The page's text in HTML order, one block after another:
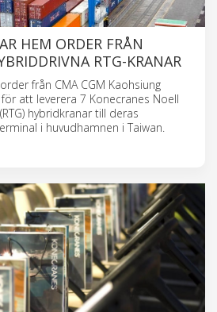
HEM ORDER FRÅN
RTG-KRANAR
från CMA CGM Kaohsiung
att leverera 7 Konecranes Noell
hybridkranar till deras
i huvudhamnen i Taiwan.